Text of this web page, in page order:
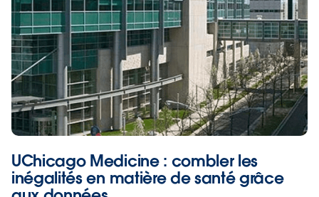
UChicago Medicine : combler les
inégalités en matière de santé grâce